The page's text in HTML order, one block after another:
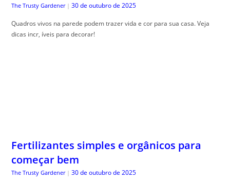
The Trusty Gardener | 30 de outubro de 2025
Quadros vivos na parede podem trazer vida e cor para sua casa. Veja
dicas incr, íveis para decorar!
Fertilizantes simples e orgânicos para
começar bem
The Trusty Gardener | 30 de outubro de 2025